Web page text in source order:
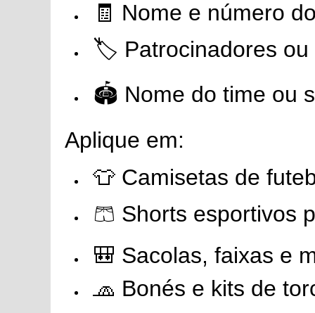
🧾 Nome e número
🏷️ Patrocinadores ou
🏟️ Nome do time ou
Aplique em:
👕 Camisetas de
🩳 Shorts esportivos
🎒 Sacolas, faixas e
🧢 Bonés e kits de